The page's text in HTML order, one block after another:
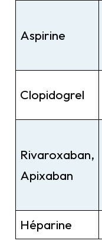
Aspirine
Clopidogrel
Rivaroxaban,
Apixaban
Héparine